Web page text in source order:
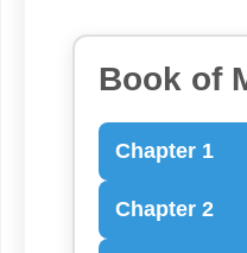
Book of
Chapter 1
Chapter 2